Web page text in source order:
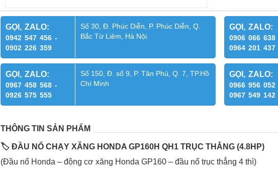
GỌI, ZALO:
0942 547 456 -
0902 226 359
Số 30, Đ. Phúc Diễn, P. Phúc Diễn, Q.
Bắc Từ Liêm, Hà Nội.
GỌI, ZALO:
0906 066 638
0964 201 437
GỌI, ZALO:
0967 458 568 -
0926 575 555
Số 150, Đ. số 9, P. Tân Phú, Q. 7, TP.Hồ
Chí Minh
GỌI, ZALO:
0966 956 052
0967 549 142
THÔNG TIN SẢN PHẨM
🏷 ️ ĐẦU NỔ CHẠY XĂNG HONDA GP160H QH1 TRỤC THẲNG (4.8HP)
(Đầu nổ Honda – động cơ xăng Honda GP160 – đầu nổ trục thẳng 4 thì)